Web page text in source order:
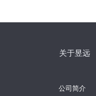
关于昱远
公司简介